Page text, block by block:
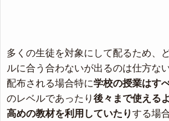
多くの生徒を対象にして配るため、
ルに合う合わないが出るのは仕方な
配布される場合特に学校の授業はす
のレベルであったり 後々まで使える
高めの教材を利用していたりする場